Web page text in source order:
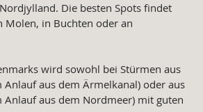
Die besten Spots findet
Molen, in Buchten oder an
wird sowohl bei Stürmen aus
Anlauf aus dem Ärmelkanal) oder aus
Anlauf aus dem Nordmeer) mit guten